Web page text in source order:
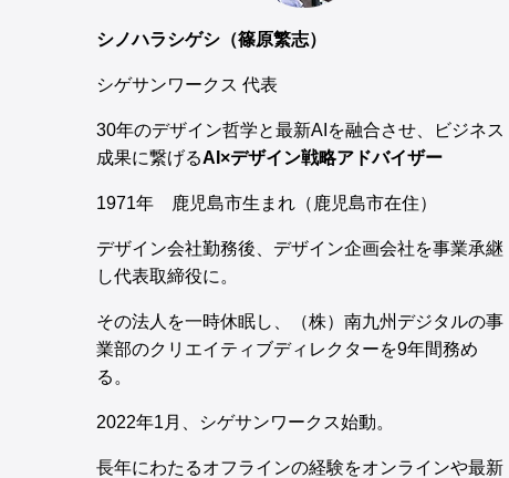
シノハラシゲシ（篠原繁志）
シゲサンワークス 代表
30年のデザイン哲学と最新AIを融合させ、ビジネス
成果に繋げるAI×デザイン戦略アドバイザー
1971年 鹿児島市生まれ（鹿児島市在住）
デザイン会社勤務後、デザイン企画会社を事業承継
し代表取締役に。
その法人を一時休眠し、（株）南九州デジタルの事
業部のクリエイティブディレクターを9年間務め
る。
2022年1月、シゲサンワークス始動。
長年にわたるオフラインの経験をオンラインや最新